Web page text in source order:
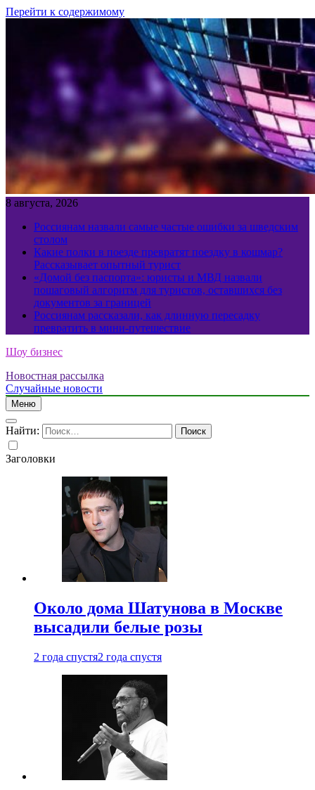
Перейти к содержимому
8 августа, 2026
Россиянам назвали самые частые ошибки за шведским
столом
Какие полки в поезде превратят поездку в кошмар?
Рассказывает опытный турист
«Домой без паспорта»: юристы и МВД назвали
пошаговый алгоритм для туристов, оставшихся без
документов за границей
Россиянам рассказали, как длинную пересадку
превратить в мини-путешествие
Шоу бизнес
Новостная рассылка
Случайные новости
Меню
Найти:
Заголовки
Около дома Шатунова в Москве
высадили белые розы
2 года спустя2 года спустя